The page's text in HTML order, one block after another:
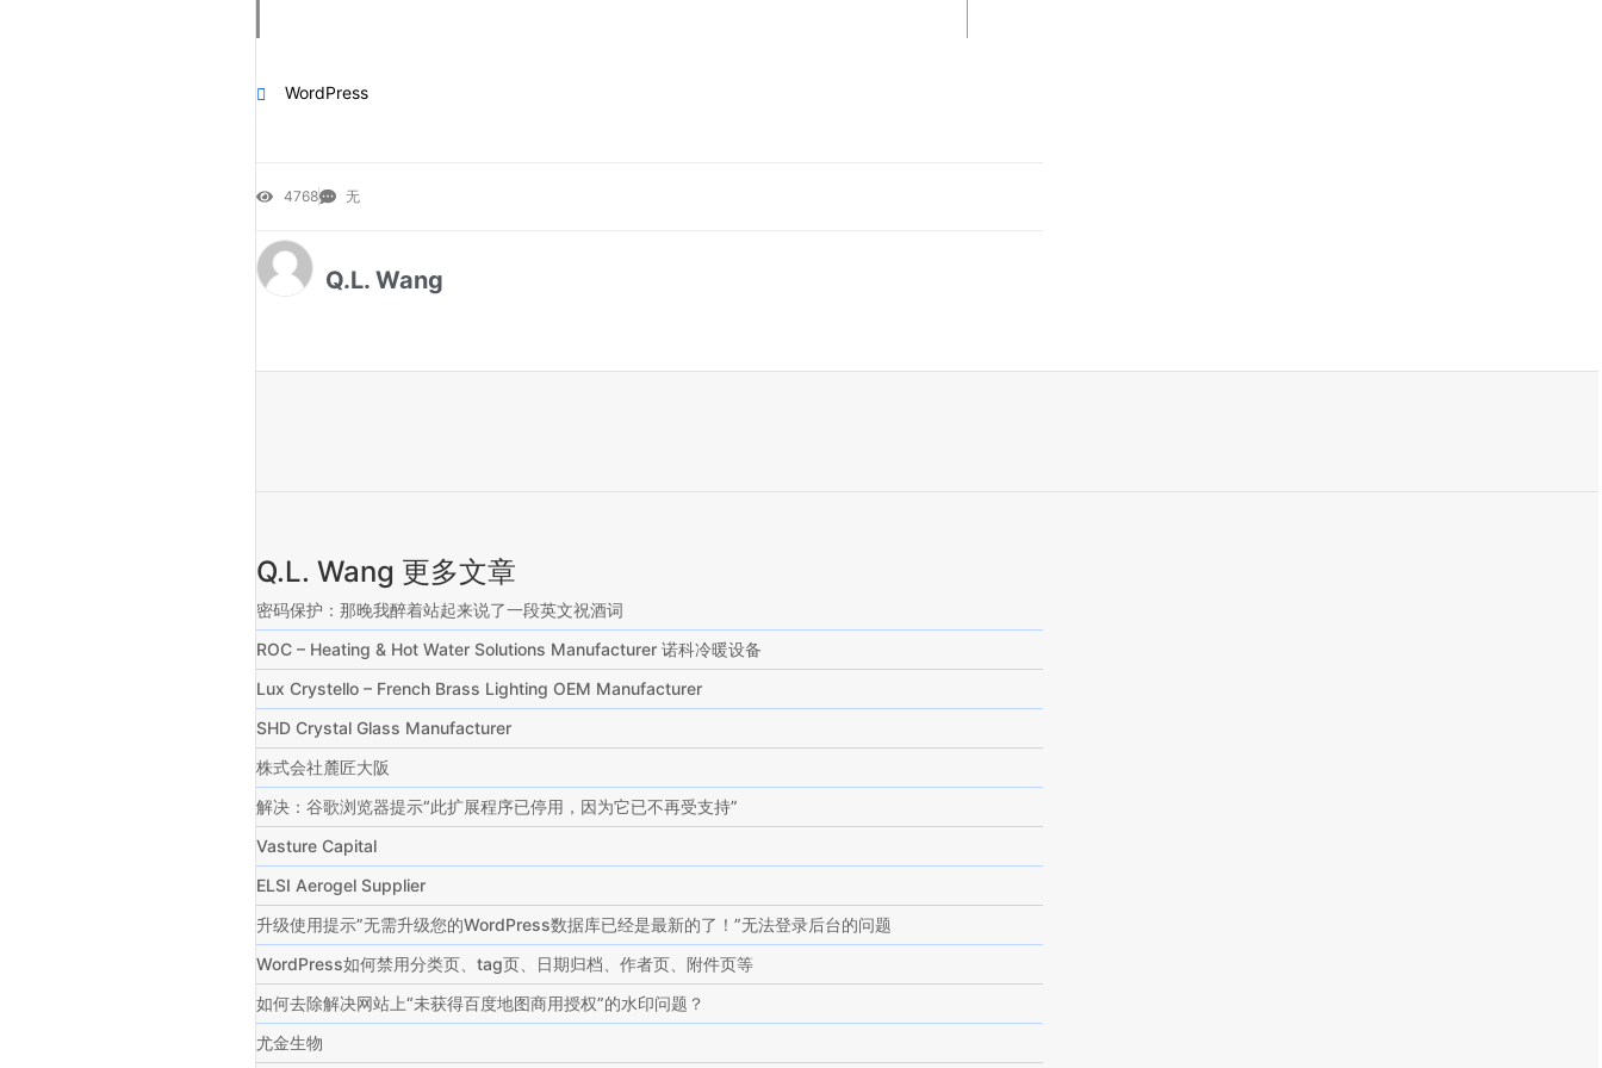
WordPress
4768 无
Q.L. Wang
Q.L. Wang 更多文章
密码保护：那晚我醉着站起来说了一段英文祝酒词
ROC – Heating & Hot Water Solutions Manufacturer 诺科冷暖设备
Lux Crystello – French Brass Lighting OEM Manufacturer
SHD Crystal Glass Manufacturer
株式会社麓匠大阪
解决：谷歌浏览器提示“此扩展程序已停用，因为它已不再受支持”
Vasture Capital
ELSI Aerogel Supplier
升级使用提示”无需升级您的WordPress数据库已经是最新的了！”无法登录后台的问题
WordPress如何禁用分类页、tag页、日期归档、作者页、附件页等
如何去除解决网站上“未获得百度地图商用授权”的水印问题？
尤金生物